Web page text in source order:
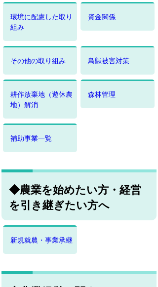
環境に配慮した取り
組み
資金関係
その他の取り組み 鳥獣被害対策
耕作放棄地（遊休農
地）解消
森林管理
補助事業一覧
◆農業を始めたい方・経営
を引き継ぎたい方へ
新規就農・事業承継